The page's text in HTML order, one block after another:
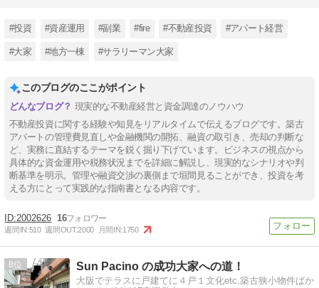
#投資 #資産運用 #副業 #fire #不動産投資 #アパート経営
#大家 #地方一棟 #サラリーマン大家
このブログのここがポイント
現実的な不動産経営と資金調達のノウハウ
不動産投資に関する経験や知見をリアルタイムで伝えるブログです。築古
アパートの管理費見直しや金融機関の開拓、融資の取引き、売却の判断な
ど、実務に直結するテーマを鋭く掘り下げています。ビジネスの視点から
具体的な資金運用や税務状況までを詳細に解説し、現実的なシナリオや判
断基準を明示。管理や融資交渉の裏側まで垣間見ることができ、投資を考
える方にとって実践的な指南書となる内容です。
2002626 16
週間IN:510 週間OUT:2000 月間IN:1750
8 Sun Pacino の成功大家への道！
大阪でテラスに戸建てに４戸１文化etc.築古狭小物件ばか